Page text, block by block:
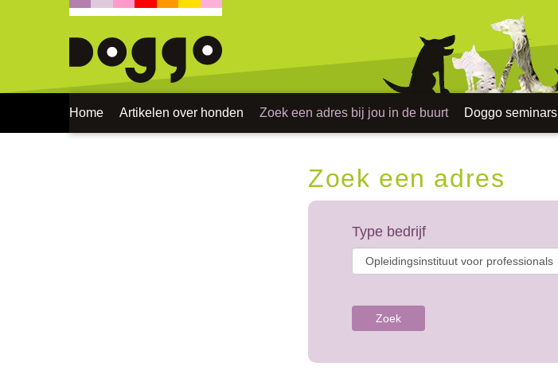
Home Artikelen over honden Zoek een adres bij jou in de buurt Doggo seminars
Zoek een adres
Type bedrijf
Zoek